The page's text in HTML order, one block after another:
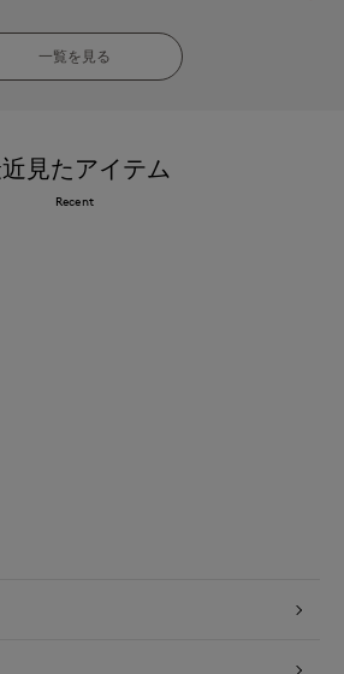
一覧を見る
見たアイテム
Recent